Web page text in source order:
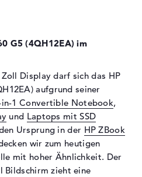
1920 x 1080
Full-HD
Multi-Touchscreen, glänzend,
LED-Hintergrundbeleuchtung,
IPS Panel, Corning Gorilla
Glass 4
G5 (4QH12EA) im
Display darf sich das HP
aufgrund seiner
in-1 Convertible Notebook,
und Laptops mit SSD
Ursprung in der HP ZBook
wir zum heutigen
mit hoher Ähnlichkeit. Der
Bildschirm zieht eine